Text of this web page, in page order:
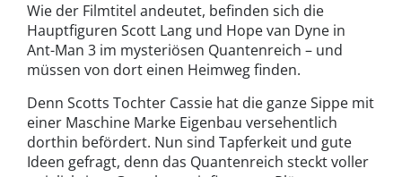
Wie der Filmtitel andeutet, befinden sich die
Hauptfiguren Scott Lang und Hope van Dyne in
Ant-Man 3 im mysteriösen Quantenreich – und
müssen von dort einen Heimweg finden.
Denn Scotts Tochter Cassie hat die ganze Sippe mit
einer Maschine Marke Eigenbau versehentlich
dorthin befördert. Nun sind Tapferkeit und gute
Ideen gefragt, denn das Quantenreich steckt voller